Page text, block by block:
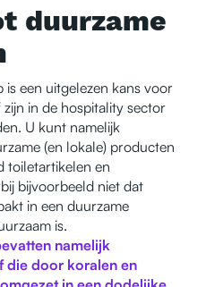
duurzame
is een uitgelezen kans voor
in de hospitality sector
U kunt namelijk
(en lokale) producten
toiletartikelen en
bijvoorbeeld niet dat
in een duurzame
is.
namelijk
die door koralen en